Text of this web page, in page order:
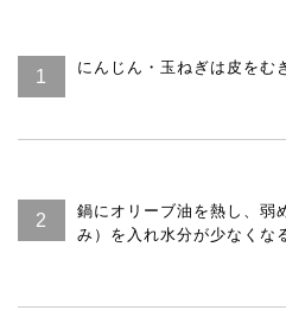
にんじん・玉ねぎは皮をむ
鍋にオリーブ油を熱し、弱
み）を入れ水分が少なくな